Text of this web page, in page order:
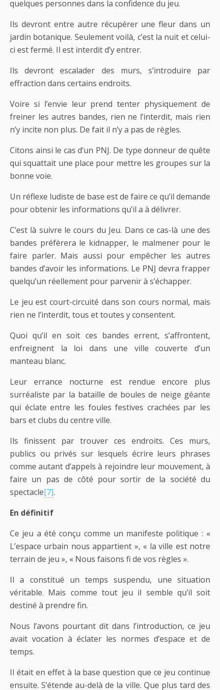
quelques personnes dans la confidence du jeu.
Ils devront entre autre récupérer une fleur dans un
jardin botanique. Seulement voilà, c’est la nuit et celui-
ci est fermé. Il est interdit d’y entrer.
Ils devront escalader des murs, s’introduire par
effraction dans certains endroits.
Voire si l’envie leur prend tenter physiquement de
freiner les autres bandes, rien ne l’interdit, mais rien
n’y incite non plus. De fait il n’y a pas de règles.
Citons ainsi le cas d’un PNJ. De type donneur de quête
qui squattait une place pour mettre les groupes sur la
bonne voie.
Un réflexe ludiste de base est de faire ce qu’il demande
pour obtenir les informations qu’il a à délivrer.
C’est là suivre le cours du Jeu. Dans ce cas-là une des
bandes préfèrera le kidnapper, le malmener pour le
faire parler. Mais aussi pour empêcher les autres
bandes d’avoir les informations. Le PNJ devra frapper
quelqu’un réellement pour parvenir à s’échapper.
Le jeu est court-circuité dans son cours normal, mais
rien ne l’interdit, tous et toutes y consentent.
Quoi qu’il en soit ces bandes errent, s’affrontent,
enfreignent la loi dans une ville couverte d’un
manteau blanc.
Leur errance nocturne est rendue encore plus
surréaliste par la bataille de boules de neige géante
qui éclate entre les foules festives crachées par les
bars et clubs du centre ville.
Ils finissent par trouver ces endroits. Ces murs,
publics ou privés sur lesquels écrire leurs phrases
comme autant d’appels à rejoindre leur mouvement, à
faire un pas de côté pour sortir de la société du
spectacle[7].
En définitif
Ce jeu a été conçu comme un manifeste politique : «
L’espace urbain nous appartient », « la ville est notre
terrain de jeu », « Nous faisons fi de vos règles ».
Il a constitué un temps suspendu, une situation
véritable. Mais comme tout jeu il semble qu’il soit
destiné à prendre fin.
Nous l’avons pourtant dit dans l’introduction, ce jeu
avait vocation à éclater les normes d’espace et de
temps.
Il était en effet à la base question que ce jeu continue
ensuite. S’étende au-delà de la ville. Que plus tard des